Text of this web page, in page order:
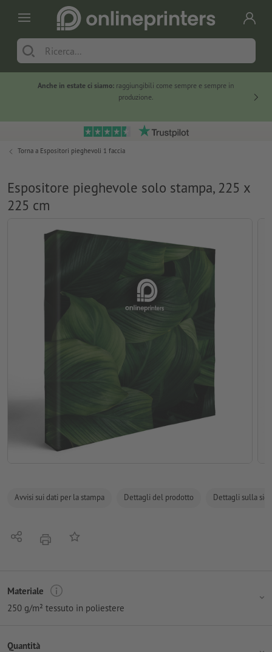
Anche in estate ci siamo: raggiungibili come sempre e sempre in
produzione.
Torna a Espositori pieghevoli 1 faccia
Espositore pieghevole solo stampa, 225 x
225 cm
Avvisi sui dati per la stampa Dettagli del prodotto Dettagli sulla
Condividistamparealla lista preferiti
Materiale
250 g/m² tessuto in poliestere
Quantità